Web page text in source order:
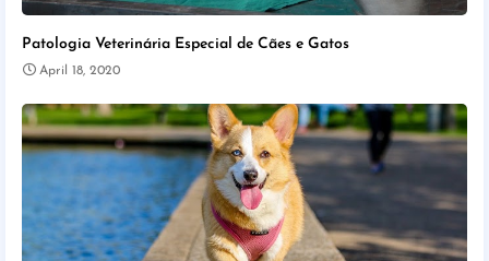
Patologia Veterinária Especial de Cães e Gatos
April 18, 2020